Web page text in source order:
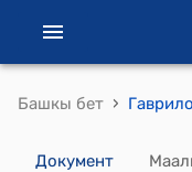
Башкы бет ›
Документ